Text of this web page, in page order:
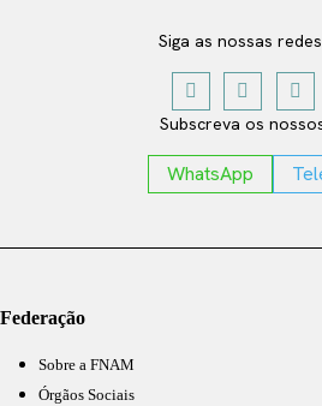
Siga as nossas
Subscreva os
WhatsApp
Federação
Sobre a FNAM
Órgãos Sociais